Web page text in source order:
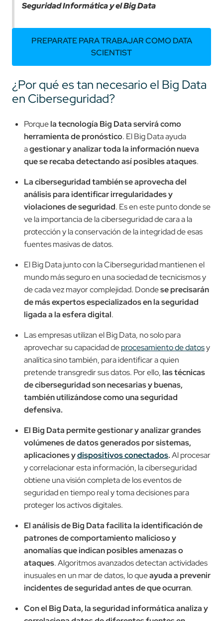
Seguridad Informática y el Big Data
PREPARATE PARA TRABAJAR COMO DATA
SCIENTIST
¿Por qué es tan necesario el Big Data
en Ciberseguridad?
Porquela tecnología Big Data servirá como
herramienta de pronóstico. El Big Data ayuda
agestionar y analizar toda la información nueva
que se recaba detectando así posibles ataques.
La ciberseguridad también se aprovecha del
análisis para identificar irregularidades y
violaciones de seguridad. Es en este punto donde se
ve la importancia de la ciberseguridad de cara a la
protección y la conservación de la integridad de esas
fuentes masivas de datos.
El Big Data junto con la Ciberseguridad mantienen el
mundo más seguro en una sociedad de tecnicismos y
de cada vez mayor complejidad. Dondese precisarán
de más expertos especializados en la seguridad
ligada a la esfera digital.
Las empresas utilizan el Big Data, no solo para
aprovechar su capacidad deprocesamiento de datosy
analítica sino también, para identificar a quien
pretende transgredir sus datos. Por ello, las técnicas
de ciberseguridad son necesarias y buenas,
también utilizándose como una seguridad
defensiva.
El Big Data permite gestionar y analizar grandes
volúmenes de datos generados por sistemas,
aplicaciones ydispositivos conectados.Al procesar
y correlacionar esta información, la ciberseguridad
obtiene una visión completa de los eventos de
seguridad en tiempo real y toma decisiones para
proteger los activos digitales.
El análisis de Big Data facilita la identificación de
patrones de comportamiento malicioso y
anomalías que indican posibles amenazas o
ataques. Algoritmos avanzados detectan actividades
inusuales en un mar de datos, lo queayuda a prevenir
incidentes de seguridad antes de que ocurran.
Con el Big Data, la seguridad informática analiza y